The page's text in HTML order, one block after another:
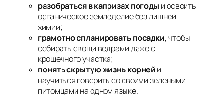
разобраться в капризах погоды и освоить
органическое земледелие без лишней
химии;
грамотно спланировать посадки, чтобы
собирать овощи ведрами даже с
крошечного участка;
понять скрытую жизнь корней и
научиться говорить со своими зелеными
питомцами на одном языке.